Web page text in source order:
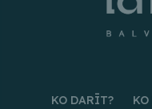
KO DARĪT? KO